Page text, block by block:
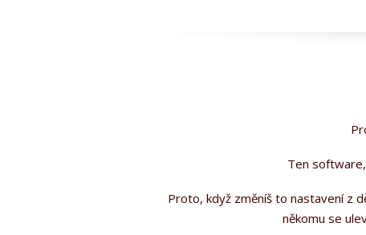
Ten
Proto, když změníš to nastavení z
někomu se